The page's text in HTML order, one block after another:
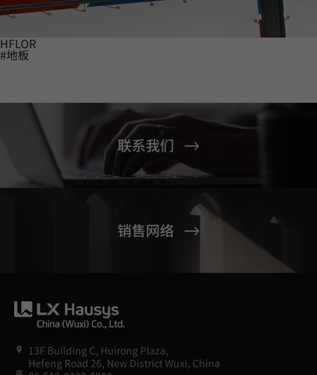
HFLOR
#地板
联系我们
销售网络
13F Building C, Huirong Plaza,
Hefeng Road 26, New District Wuxi, China